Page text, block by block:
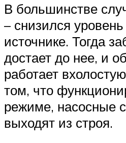
В большинстве
– снизился
источнике. Тогда
достает до нее, и
работает
том, что
режиме, насосные
выходят из строя.